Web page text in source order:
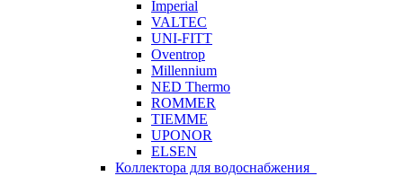
Imperial
VALTEC
UNI-FITT
Oventrop
Millennium
NED Thermo
ROMMER
TIEMME
UPONOR
ELSEN
Коллектора для водоснабжения